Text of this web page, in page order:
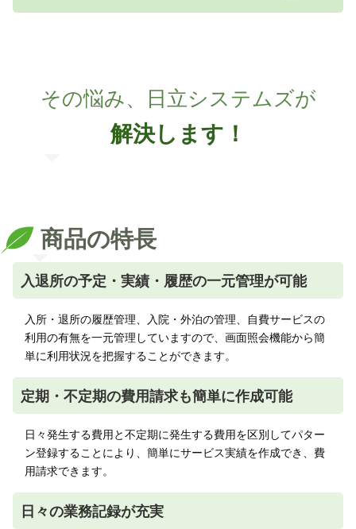
その悩み、日立システムズが
解決します！
商品の特長
入退所の予定・実績・履歴の一元管理が可能
入所・退所の履歴管理、入院・外泊の管理、自費サービスの
利用の有無を一元管理していますので、画面照会機能から簡
単に利用状況を把握することができます。
定期・不定期の費用請求も簡単に作成可能
日々発生する費用と不定期に発生する費用を区別してパター
ン登録することにより、簡単にサービス実績を作成でき、費
用請求できます。
日々の業務記録が充実